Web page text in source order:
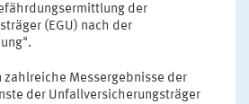
der
(EGU) nach der
zahlreiche Messergebnisse der
der Unfallversicherungsträger